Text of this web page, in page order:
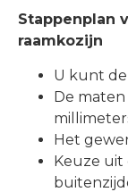
Stappenplan
raamkozijn
U kunt
De
Het
Keuze uit